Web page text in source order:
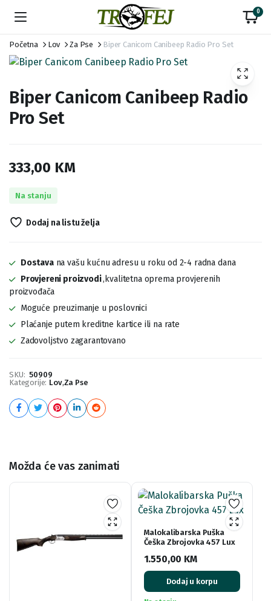
0
Početna Lov Za Pse Biper Canicom Canibeep Radio Pro Set
Biper Canicom Canibeep Radio
Pro Set
333,00 KM
Na stanju
Dodaj na listu želja
Dostavana vašu kućnu adresu u roku od 2-4 radna dana
Provjereni proizvodi,kvalitetna oprema provjerenih
proizvođača
Moguće preuzimanje u poslovnici
Plaćanje putem kreditne kartice ili na rate
Zadovoljstvo zagarantovano
SKU: 50909
Kategorije: Lov,Za Pse
Možda će vas zanimati
Malokalibarska Puška
Češka Zbrojovka 457 Lux
1.550,00 KM
Dodaj u korpu